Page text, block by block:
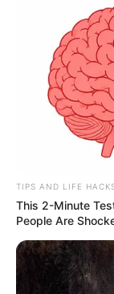
PM prende
TIPS AND LIFE
This 2-Minute
People Are